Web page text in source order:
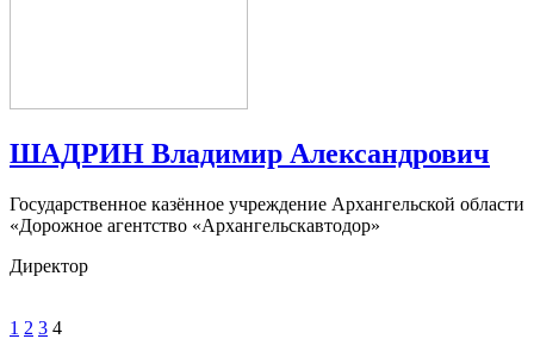
ШАДРИН Владимир Александрович
Государственное казённое учреждение Архангельской области
«Дорожное агентство «Архангельскавтодор»
Директор
1 2 3 4